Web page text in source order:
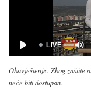
Obavještenje: Zbog zaštite
neće biti dostupan.